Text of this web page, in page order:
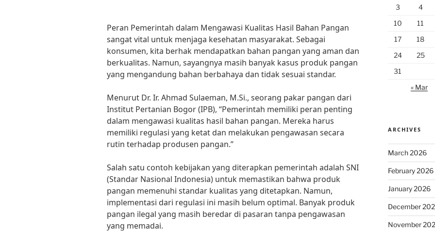
Peran Pemerintah dalam Mengawasi Kualitas Hasil Bahan Pangan
sangat vital untuk menjaga kesehatan masyarakat. Sebagai
konsumen, kita berhak mendapatkan bahan pangan yang aman dan
berkualitas. Namun, sayangnya masih banyak kasus produk pangan
yang mengandung bahan berbahaya dan tidak sesuai standar.
Menurut Dr. Ir. Ahmad Sulaeman, M.Si., seorang pakar pangan dari
Institut Pertanian Bogor (IPB), “Pemerintah memiliki peran penting
dalam mengawasi kualitas hasil bahan pangan. Mereka harus
memiliki regulasi yang ketat dan melakukan pengawasan secara
rutin terhadap produsen pangan.”
Salah satu contoh kebijakan yang diterapkan pemerintah adalah SNI
(Standar Nasional Indonesia) untuk memastikan bahwa produk
pangan memenuhi standar kualitas yang ditetapkan. Namun,
implementasi dari regulasi ini masih belum optimal. Banyak produk
pangan ilegal yang masih beredar di pasaran tanpa pengawasan
yang memadai.
3
4
10
11
17
18
24
25
31
« Mar
ARCHIVES
March 2026
February 2026
January 2026
December
November